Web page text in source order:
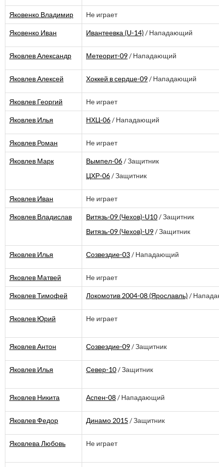
Яковенко Владимир Не играет
Яковенко Иван Ивантеевка (U-14) / Нападающий
Яковлев Александр Метеорит-09 / Нападающий
Яковлев Алексей Хоккей в сердце-09 / Нападающий
Яковлев Георгий Не играет
Яковлев Илья НХЦ-06 / Нападающий
Яковлев Роман Не играет
Яковлев Марк Вымпел-06 / Защитник
ЦХР-06 / Защитник
Яковлев Иван Не играет
Яковлев Владислав Витязь-09 (Чехов)-U10 / Защитник
Витязь-09 (Чехов)-U9 / Защитник
Яковлев Илья Созвездие-03 / Нападающий
Яковлев Матвей Не играет
Яковлев Тимофей Локомотив 2004-08 (Ярославль) /
Яковлев Юрий Не играет
Яковлев Антон Созвездие-09 / Защитник
Яковлев Илья Север-10 / Защитник
Яковлев Никита Аспен-08 / Нападающий
Яковлев Федор Динамо 2015 / Защитник
Яковлева Любовь Не играет